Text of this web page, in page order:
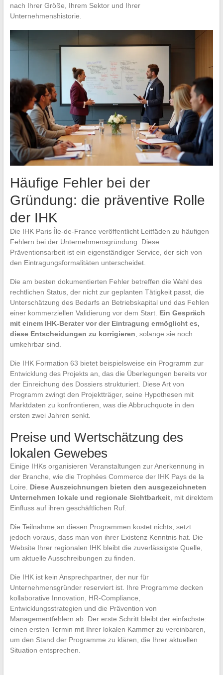
nach Ihrer Größe, Ihrem Sektor und Ihrer
Unternehmenshistorie.
Häufige Fehler bei der
Gründung: die präventive Rolle
der IHK
Die IHK Paris Île-de-France veröffentlicht Leitfäden zu häufigen
Fehlern bei der Unternehmensgründung. Diese
Präventionsarbeit ist ein eigenständiger Service, der sich von
den Eintragungsformalitäten unterscheidet.
Die am besten dokumentierten Fehler betreffen die Wahl des
rechtlichen Status, der nicht zur geplanten Tätigkeit passt, die
Unterschätzung des Bedarfs an Betriebskapital und das Fehlen
einer kommerziellen Validierung vor dem Start. Ein Gespräch
mit einem IHK-Berater vor der Eintragung ermöglicht es,
diese Entscheidungen zu korrigieren , solange sie noch
umkehrbar sind.
Die IHK Formation 63 bietet beispielsweise ein Programm zur
Entwicklung des Projekts an, das die Überlegungen bereits vor
der Einreichung des Dossiers strukturiert. Diese Art von
Programm zwingt den Projektträger, seine Hypothesen mit
Marktdaten zu konfrontieren, was die Abbruchquote in den
ersten zwei Jahren senkt.
Preise und Wertschätzung des
lokalen Gewebes
Einige IHKs organisieren Veranstaltungen zur Anerkennung in
der Branche, wie die Trophées Commerce der IHK Pays de la
Loire. Diese Auszeichnungen bieten den ausgezeichneten
Unternehmen lokale und regionale Sichtbarkeit, mit direktem
Einfluss auf ihren geschäftlichen Ruf.
Die Teilnahme an diesen Programmen kostet nichts, setzt
jedoch voraus, dass man von ihrer Existenz Kenntnis hat. Die
Website Ihrer regionalen IHK bleibt die zuverlässigste Quelle,
um aktuelle Ausschreibungen zu finden.
Die IHK ist kein Ansprechpartner, der nur für
Unternehmensgründer reserviert ist. Ihre Programme decken
kollaborative Innovation, HR-Compliance,
Entwicklungsstrategien und die Prävention von
Managementfehlern ab. Der erste Schritt bleibt der einfachste:
einen ersten Termin mit Ihrer lokalen Kammer zu vereinbaren,
um den Stand der Programme zu klären, die Ihrer aktuellen
Situation entsprechen.